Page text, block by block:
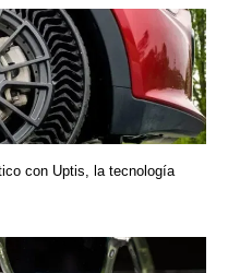
con Uptis, la tecnología